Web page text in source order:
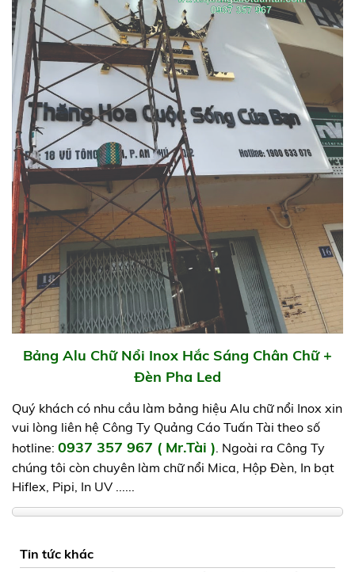
Bảng Alu Chữ Nổi Inox Hắc Sáng Chân Chữ +
Đèn Pha Led
Quý khách có nhu cầu làm bảng hiệu Alu chữ nổi Inox xin
vui lòng liên hệ Công Ty Quảng Cáo Tuấn Tài theo số
hotline: 0937 357 967 ( Mr.Tài ). Ngoài ra Công Ty
chúng tôi còn chuyên làm chữ nổi Mica, Hộp Đèn, In bạt
Hiflex, Pipi, In UV ......
Tin tức khác